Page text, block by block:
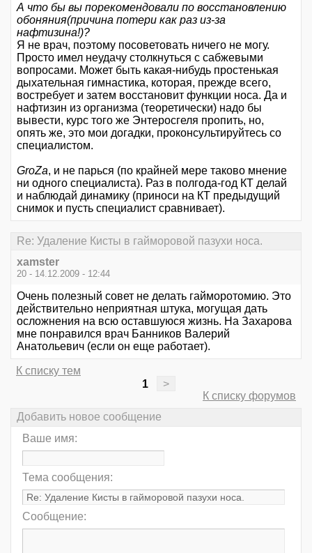
А что бы вы порекомендовали по восстановлению
обоняния(причина потери как раз из-за
нафтизина!)?
Я не врач, поэтому посоветовать ничего не могу.
Просто имел неудачу столкнуться с сабжевыми
вопросами. Может быть какая-нибудь простенькая
дыхательная гимнастика, которая, прежде всего,
востребует и затем восстановит функции носа. Да и
нафтизин из организма (теоретически) надо бы
вывести, курс того же Энтеросгеля пропить, но,
опять же, это мои догадки, проконсультируйтесь со
специалистом.
GroZa, и не парься (по крайней мере таково мнение
ни одного специалиста). Раз в полгода-год КТ делай
и наблюдай динамику (приноси на КТ предыдущий
снимок и пусть специалист сравнивает).
Re: Удаление Кисты в гайморовой пазухи носа.
xamster
20 - 14.12.2009 - 12:44
Очень полезный совет не делать гайморотомию. Это
действительно неприятная штука, могущая дать
осложнения на всю оставшуюся жизнь. На Захарова
мне понравился врач Банников Валерий
Анатольевич (если он еще работает).
К списку тем
1
>
К списку форумов
Добавить новое сообщение
Ваше имя:
Тема сообщения:
Сообщение: